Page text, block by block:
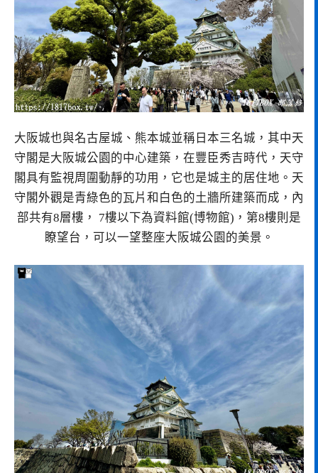
大阪城也與名古屋城、熊本城並稱日本三名城，其中天
守閣是大阪城公園的中心建築，在豐臣秀吉時代，天守
閣具有監視周圍動靜的功用，它也是城主的居住地。天
守閣外觀是青綠色的瓦片和白色的土牆所建築而成，內
部共有8層樓， 7樓以下為資料館(博物館)，第8樓則是
瞭望台，可以一望整座大阪城公園的美景。